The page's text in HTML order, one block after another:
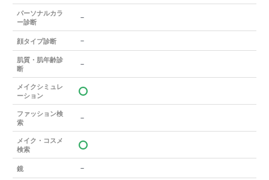
パーソナルカラ
ー診断
－
顔タイプ診断 －
肌質・肌年齢診
断
－
メイクシミュレ
ーション
ファッション検
索
－
メイク・コスメ
検索
鏡 －